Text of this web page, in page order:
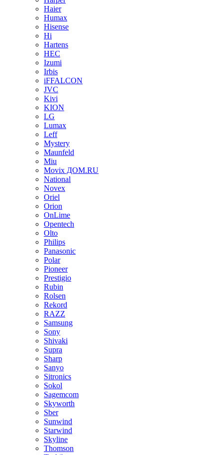
Haier
Humax
Hisense
Hi
Hartens
HEC
Izumi
Irbis
iFFALCON
JVC
Kivi
KION
LG
Lumax
Leff
Mystery
Maunfeld
Miu
Movix ДОМ.RU
National
Novex
Oriel
Orion
OnLime
Opentech
Olto
Philips
Panasonic
Polar
Pioneer
Prestigio
Rubin
Rolsen
Rekord
RAZZ
Samsung
Sony
Shivaki
Supra
Sharp
Sanyo
Sitronics
Sokol
Sagemcom
Skyworth
Sber
Sunwind
Starwind
Skyline
Thomson